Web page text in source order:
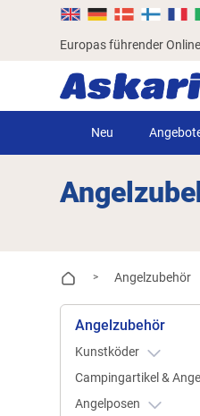
Europas führender
Neu
> Angelzubehör
Angelzubehör
Kunstköder
Campingartikel &
Angelposen